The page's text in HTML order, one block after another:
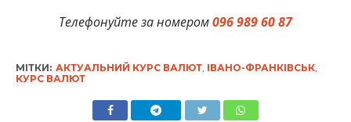
Телефонуйте за номером096 989 60 87
МІТКИ: АКТУАЛЬНИЙ КУРС ВАЛЮТ, ІВАНО-ФРАНКІВСЬК,
КУРС ВАЛЮТ